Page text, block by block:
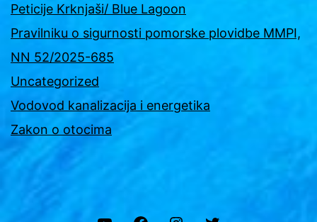
Peticije Krknjaši/ Blue Lagoon
Pravilniku o sigurnosti pomorske plovidbe MMPI,
NN 52/2025-685
Uncategorized
Vodovod kanalizacija i energetika
Zakon o otocima